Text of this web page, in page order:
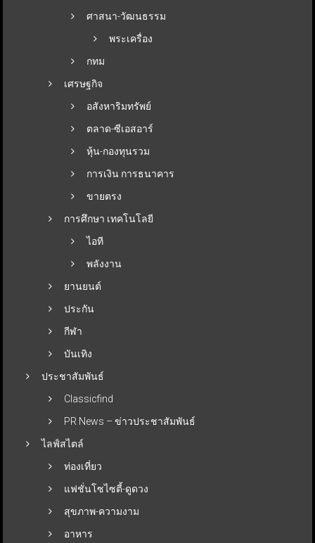
ศาสนา-วัฒนธรรม
พระเครื่อง
กทม
เศรษฐกิจ
อสังหาริมทรัพย์
ตลาด-ซีเอสอาร์
หุ้น-กองทุนรวม
การเงิน การธนาคาร
ขายตรง
การศึกษา เทคโนโลยี
ไอที
พลังงาน
ยานยนต์
ประกัน
กีฬา
บันเทิง
ประชาสัมพันธ์
Classicfind
PR News – ข่าวประชาสัมพันธ์
ไลฟ์สไตล์
ท่องเที่ยว
แฟชั่นโซไซตี้-ดูดวง
สุขภาพ-ความงาม
อาหาร